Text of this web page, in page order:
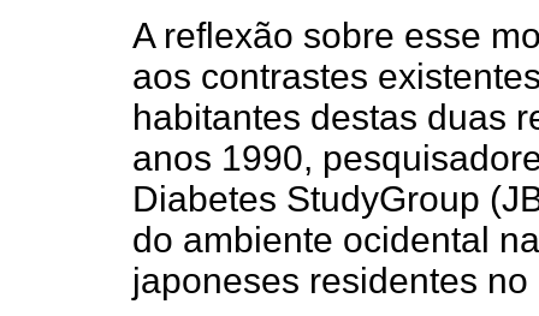
A reflexão sobre esse
aos contrastes
habitantes destas duas
anos 1990,
Diabetes StudyGroup
do ambiente ocidental
japoneses residentes